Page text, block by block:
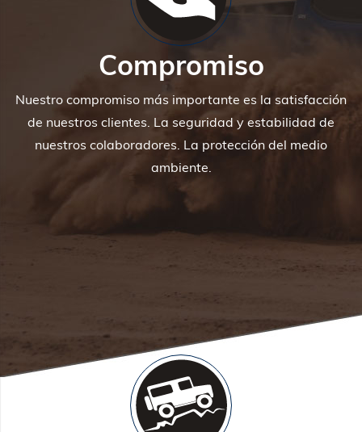
Compromiso
Nuestro compromiso más importante es la satisfacción
de nuestros clientes. La seguridad y estabilidad de
nuestros colaboradores. La protección del medio
ambiente.